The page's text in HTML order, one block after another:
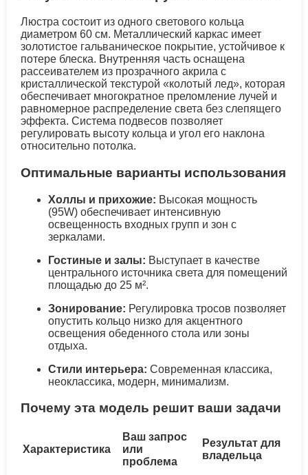
Люстра состоит из одного светового кольца
диаметром 60 см. Металлический каркас имеет
золотистое гальваническое покрытие, устойчивое к
потере блеска. Внутренняя часть оснащена
рассеивателем из прозрачного акрила с
кристаллической текстурой «колотый лед», которая
обеспечивает многократное преломление лучей и
равномерное распределение света без слепящего
эффекта. Система подвесов позволяет
регулировать высоту кольца и угол его наклона
относительно потолка.
Оптимальные варианты использования
Холлы и прихожие: Высокая мощность
(95W) обеспечивает интенсивную
освещенность входных групп и зон с
зеркалами.
Гостиные и залы: Выступает в качестве
центрального источника света для помещений
площадью до 25 м².
Зонирование: Регулировка тросов позволяет
опустить кольцо низко для акцентного
освещения обеденного стола или зоны
отдыха.
Стили интерьера: Современная классика,
неоклассика, модерн, минимализм.
Почему эта модель решит ваши задачи
Характеристика
Ваш запрос
или
проблема
Результат для
владельца